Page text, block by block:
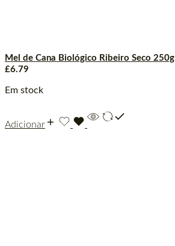
Mel de Cana Biológico Ribeiro Seco 250g
£6.79
Em stock
Adicionar